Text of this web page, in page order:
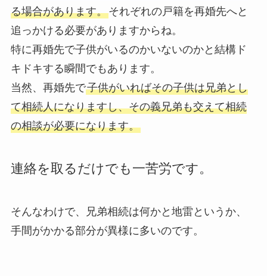
る場合があります。それぞれの戸籍を再婚先へと
追っかける必要がありますからね。
特に再婚先で子供がいるのかいないのかと結構ド
キドキする瞬間でもあります。
当然、再婚先で子供がいればその子供は兄弟とし
て相続人になりますし、その義兄弟も交えて相続
の相談が必要になります。
連絡を取るだけでも一苦労です。
そんなわけで、兄弟相続は何かと地雷というか、
手間がかかる部分が異様に多いのです。